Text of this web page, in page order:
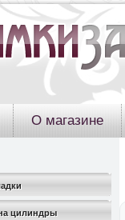
О магазине
цилиндры